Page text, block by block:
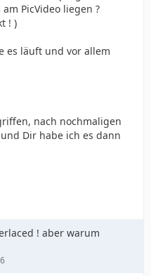
PicVideo liegen ?
! )
es läuft und vor allem
nach nochmaligen
Dir habe ich es dann
! aber warum